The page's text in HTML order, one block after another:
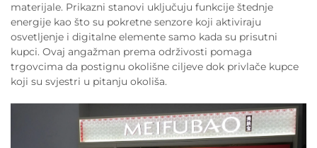
materijale. Prikazni stanovi uključuju funkcije štednje
energije kao što su pokretne senzore koji aktiviraju
osvetljenje i digitalne elemente samo kada su prisutni
kupci. Ovaj angažman prema održivosti pomaga
trgovcima da postignu okolišne ciljeve dok privlače kupce
koji su svjestri u pitanju okoliša.